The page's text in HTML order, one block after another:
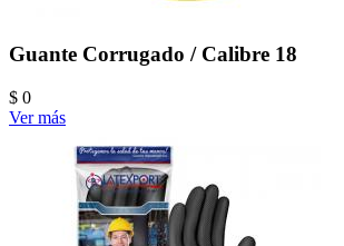
Guante Corrugado / Calibre 18
$ 0
Ver más